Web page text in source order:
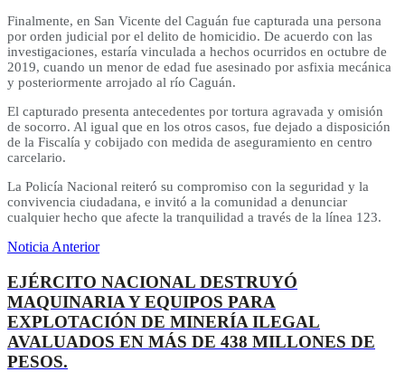
Finalmente, en San Vicente del Caguán fue capturada una persona
por orden judicial por el delito de homicidio. De acuerdo con las
investigaciones, estaría vinculada a hechos ocurridos en octubre de
2019, cuando un menor de edad fue asesinado por asfixia mecánica
y posteriormente arrojado al río Caguán.
El capturado presenta antecedentes por tortura agravada y omisión
de socorro. Al igual que en los otros casos, fue dejado a disposición
de la Fiscalía y cobijado con medida de aseguramiento en centro
carcelario.
La Policía Nacional reiteró su compromiso con la seguridad y la
convivencia ciudadana, e invitó a la comunidad a denunciar
cualquier hecho que afecte la tranquilidad a través de la línea 123.
Noticia Anterior
EJÉRCITO NACIONAL DESTRUYÓ
MAQUINARIA Y EQUIPOS PARA
EXPLOTACIÓN DE MINERÍA ILEGAL
AVALUADOS EN MÁS DE 438 MILLONES DE
PESOS.